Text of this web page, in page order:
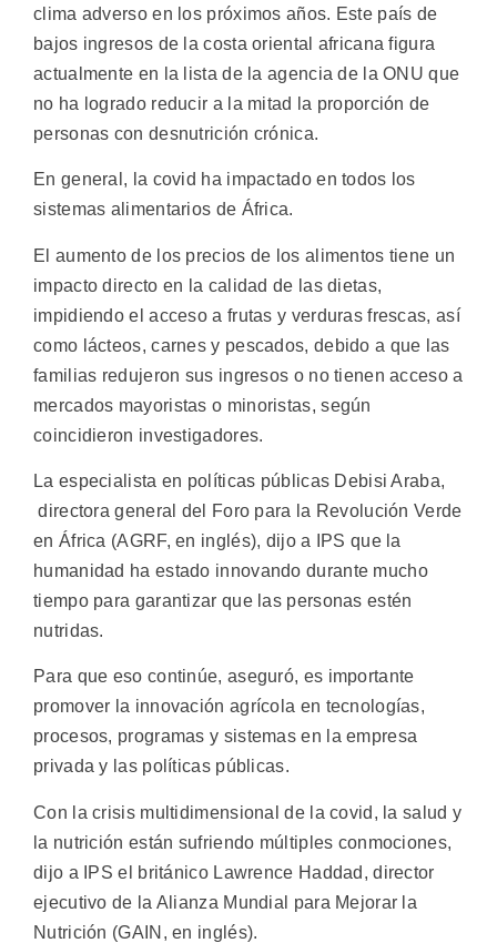
clima adverso en los próximos años. Este país de
bajos ingresos de la costa oriental africana figura
actualmente en la lista de la agencia de la ONU que
no ha logrado reducir a la mitad la proporción de
personas con desnutrición crónica.
En general, la covid ha impactado en todos los
sistemas alimentarios de África.
El aumento de los precios de los alimentos tiene un
impacto directo en la calidad de las dietas,
impidiendo el acceso a frutas y verduras frescas, así
como lácteos, carnes y pescados, debido a que las
familias redujeron sus ingresos o no tienen acceso a
mercados mayoristas o minoristas, según
coincidieron investigadores.
La especialista en políticas públicas Debisi Araba,
directora general del Foro para la Revolución Verde
en África (AGRF, en inglés), dijo a IPS que la
humanidad ha estado innovando durante mucho
tiempo para garantizar que las personas estén
nutridas.
Para que eso continúe, aseguró, es importante
promover la innovación agrícola en tecnologías,
procesos, programas y sistemas en la empresa
privada y las políticas públicas.
Con la crisis multidimensional de la covid, la salud y
la nutrición están sufriendo múltiples conmociones,
dijo a IPS el británico Lawrence Haddad, director
ejecutivo de la Alianza Mundial para Mejorar la
Nutrición (GAIN, en inglés).